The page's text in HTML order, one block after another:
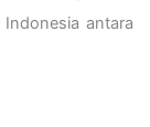
antara